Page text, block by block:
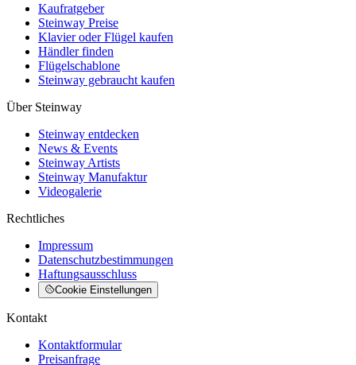
Kaufratgeber
Steinway Preise
Klavier oder Flügel kaufen
Händler finden
Flügelschablone
Steinway gebraucht kaufen
Über Steinway
Steinway entdecken
News & Events
Steinway Artists
Steinway Manufaktur
Videogalerie
Rechtliches
Impressum
Datenschutzbestimmungen
Haftungsausschluss
Cookie Einstellungen
Kontakt
Kontaktformular
Preisanfrage